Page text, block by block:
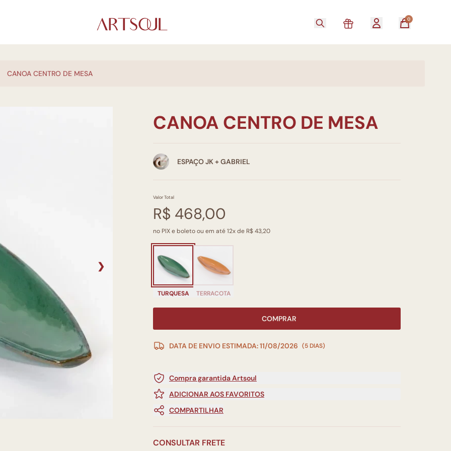
0
CANOA CENTRO DE MESA
❯
CANOA CENTRO DE MESA
ESPAÇO JK + GABRIEL
Valor Total
R$ 468,00
no PIX e boleto ou em até 12x de R$ 43,20
TURQUESA TERRACOTA
COMPRAR
DATA DE ENVIO ESTIMADA: 11/08/2026 (5 DIAS)
Compra garantida Artsoul
ADICIONAR AOS FAVORITOS
COMPARTILHAR
CONSULTAR FRETE